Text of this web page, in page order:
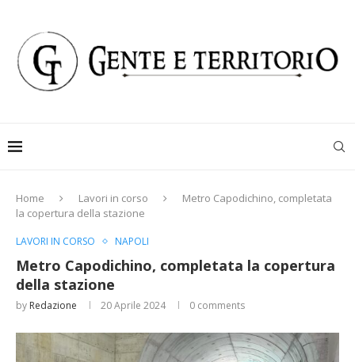
Home Lavori in corso
Metro Capodichino, completata
la copertura della stazione
LAVORI IN CORSO NAPOLI
Metro Capodichino, completata la copertura
della stazione
by Redazione 20 Aprile 2024 0 comments